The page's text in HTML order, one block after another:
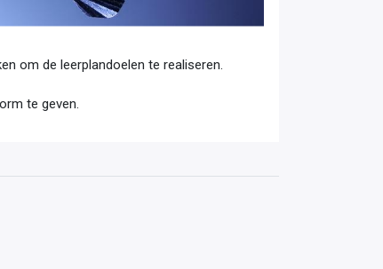
om de leerplandoelen te realiseren.
te geven.